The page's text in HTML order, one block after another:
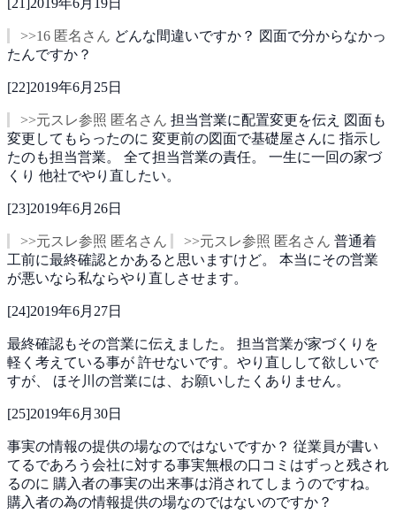
>>16 匿名さん どんな間違いですか？ 図面で分からなかっ
たんですか？
[22]2019年6月25日
>>元スレ参照 匿名さん 担当営業に配置変更を伝え
図面も
変更してもらったのに 変更前の図面で基礎屋さんに 指示し
たのも担当営業。 全て担当営業の責任。 一生に一回の家づ
くり 他社でやり直したい。
[23]2019年6月26日
>>元スレ参照 匿名さん >>元スレ参照 匿名さん 普通着
工前に最終確認とかあると思いますけど。 本当にその営業
が悪いなら私ならやり直しさせます。
[24]2019年6月27日
最終確認もその営業に伝えました。 担当営業が家づくりを
軽く考えている事が 許せないです。やり直しして欲しいで
すが、 ほそ川の営業には、お願いしたくありません。
[25]2019年6月30日
事実の情報の提供の場なのではないですか？ 従業員が書い
てるであろう会社に対する事実無根の口コミはずっと残され
るのに 購入者の事実の出来事は消されてしまうのですね。
購入者の為の情報提供の場なのではないのですか？